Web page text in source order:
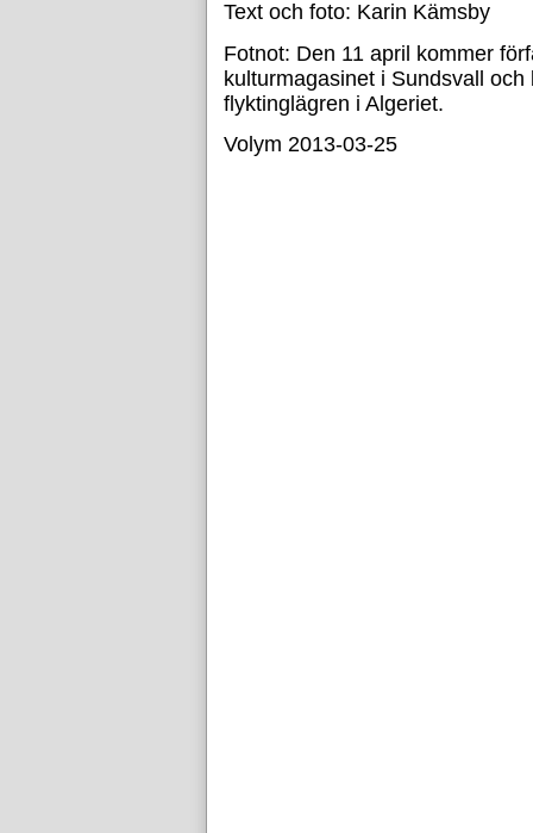
Text och foto: Karin Kämsby
Fotnot: Den 11 april kommer
kulturmagasinet i Sundsvall
flyktinglägren i Algeriet.
Volym 2013-03-25